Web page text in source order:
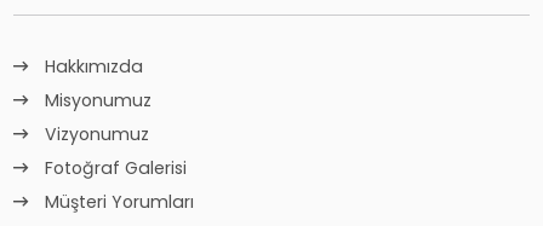
Hakkımızda
Misyonumuz
Vizyonumuz
Fotoğraf Galerisi
Müşteri Yorumları